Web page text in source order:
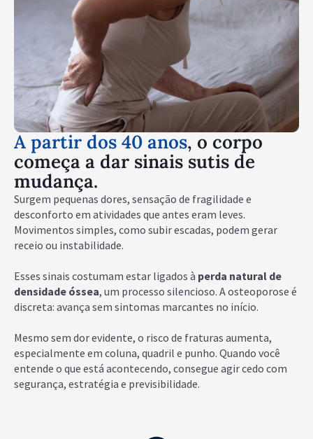
A partir dos 40 anos, o corpo
começa a dar sinais sutis de
mudança.
Surgem pequenas dores, sensação de fragilidade e
desconforto em atividades que antes eram leves.
Movimentos simples, como subir escadas, podem gerar
receio ou instabilidade.
Esses sinais costumam estar ligados à perda natural de
densidade óssea, um processo silencioso. A osteoporose é
discreta: avança sem sintomas marcantes no início.
Mesmo sem dor evidente, o risco de fraturas aumenta,
especialmente em coluna, quadril e punho. Quando você
entende o que está acontecendo, consegue agir cedo com
segurança, estratégia e previsibilidade.